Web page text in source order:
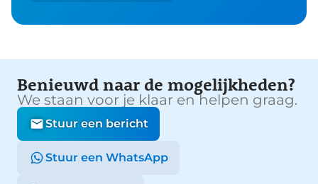
Benieuwd naar de mogelijkheden?
We staan voor je klaar en helpen graag.
Stuur een bericht
Stuur een WhatsApp